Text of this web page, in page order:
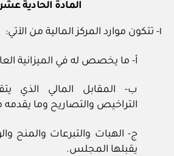
المادة الحادية
١- تتكون موارد المركز المالية من الآتي:
أ- ما يخصص له في الميزانية
ب- المقابل المالي الذي
التراخيص والتصاريح وما
ج- الهبات والتبرعات والمنح
يقبلها المجلس.